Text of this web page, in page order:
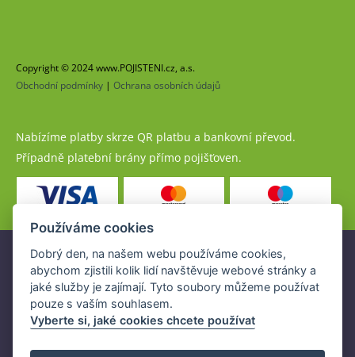
Copyright © 2024 www.POJISTENI.cz, a.s.
Obchodní podmínky | Ochrana osobních údajů
Nabízíme platby skrze QR platbu a bankovní převod.
Případně platební brány přímo pojišťoven.
Pojistné produkty jsou nabízeny společností
www.POJISTENI.cz, a.s. na základě platné licence České
národní banky (ČNB).
Licence ČNB umožňuje www.POJISTENI.cz, a.s. poskytovat
Používáme cookies
Dobrý den, na našem webu používáme cookies,
abychom zjistili kolik lidí navštěvuje webové stránky a
jaké služby je zajímají. Tyto soubory můžeme používat
pouze s vaším souhlasem.
Vyberte si, jaké cookies chcete používat